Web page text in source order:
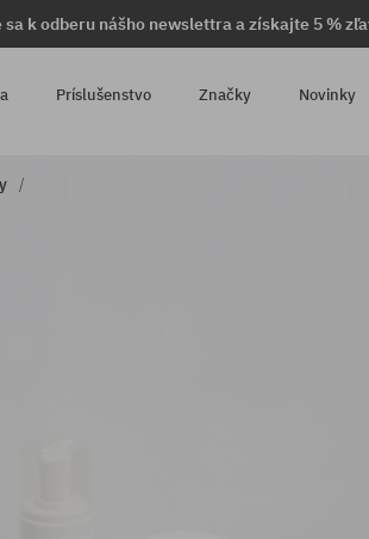
k odberu nášho newslettra a získajte 5 %
Príslušenstvo Značky Novinky